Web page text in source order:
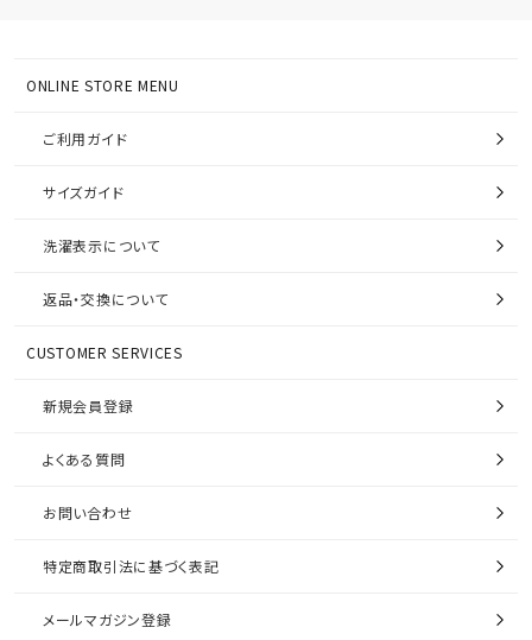
ONLINE STORE MENU
ご利用ガイド
サイズガイド
洗濯表示について
返品・交換について
CUSTOMER SERVICES
新規会員登録
よくある質問
お問い合わせ
特定商取引法に基づく表記
メールマガジン登録